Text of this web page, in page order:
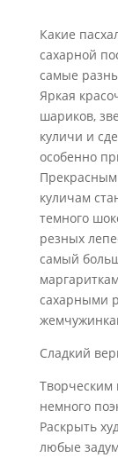
Какие
сахарной
самые
Яркая
шариков,
куличи и
особенно
куличам
темного
резных
самый
сахарными
Сладкий
Творческим
немного
Раскрыть
любые